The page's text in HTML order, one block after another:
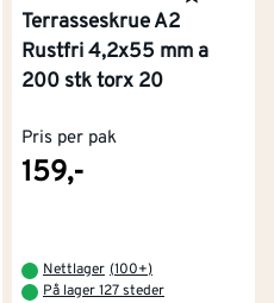
Terrasseskrue A2
Rustfri 4,2x55 mm a
200 stk torx 20
Pris per pak
159,-
Nettlager (100+)
På lager 127 steder